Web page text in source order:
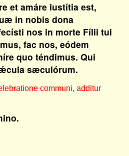
et amáre iustítia est,
in nobis dona
nos in morte Fílii tui
fac nos, eódem
quo téndimus. Qui
sæculórum.
communi, additur